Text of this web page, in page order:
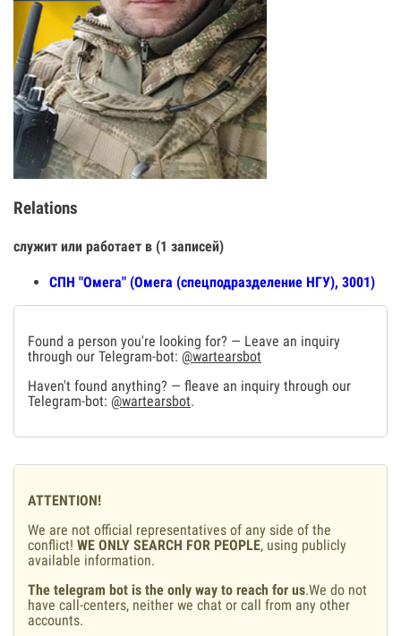
Relations
служит или работает в (1 записей)
СПН "Омега" (Омега (спецподразделение НГУ), 3001)
Found a person you're looking for? — Leave an inquiry
through our Telegram-bot: @wartearsbot
Haven't found anything? — fleave an inquiry through our
Telegram-bot: @wartearsbot.
ATTENTION!
We are not official representatives of any side of the
conflict! WE ONLY SEARCH FOR PEOPLE, using publicly
available information.
The telegram bot is the only way to reach for us.We do not
have call-centers, neither we chat or call from any other
accounts.